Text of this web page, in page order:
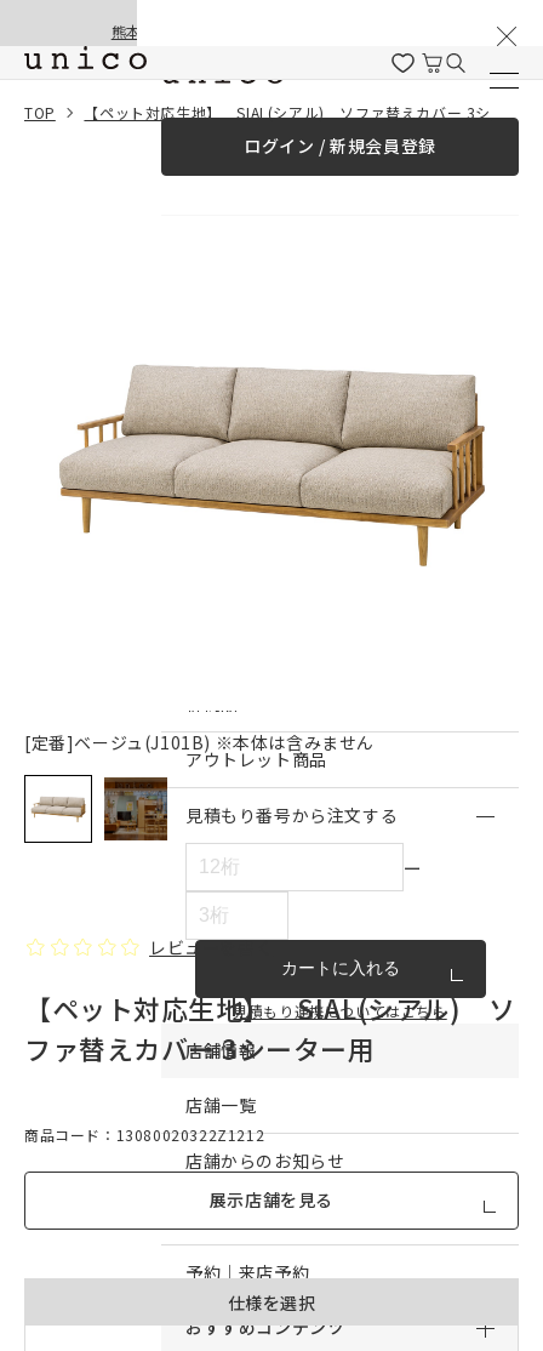
熊本地震の影響による配送遅延と停止について
ログイン / 新規会員登録
カーテン
ラグ
ファブリック雑貨
アウトレット商品
見積もり番号から注文する
ー
カートに入れる
見積もり連携についてはこちら
店舗情報
店舗一覧
店舗からのお知らせ
予約｜来店予約
おすすめコンテンツ
TOP 【ペット対応生地】 SIAL(シアル) ソファ替えカバー 3シーター用
一緒に購入する
[定番]ベージュ(J101B) ※本体は含みません
レビューを書く
【ペット対応生地】 SIAL(シアル) ソ
ファ替えカバー 3シーター用
商品コード：13080020322Z1212
展示店舗を見る
仕様を選択